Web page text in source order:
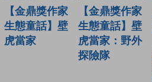
【金鼎獎作家
生態童話】壁
虎當家
【金鼎獎作家
生態童話】壁
虎當家：野外
探險隊